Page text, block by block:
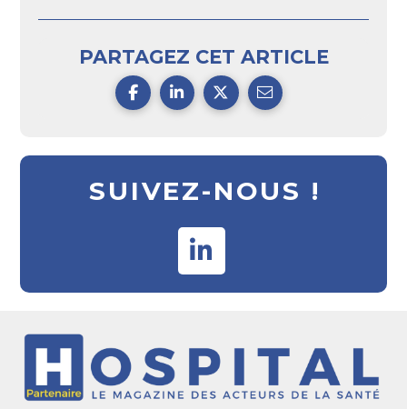
PARTAGEZ CET ARTICLE
SUIVEZ-NOUS !